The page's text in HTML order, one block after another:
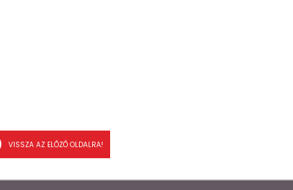
VISSZA AZ ELŐZŐ OLDALRA!